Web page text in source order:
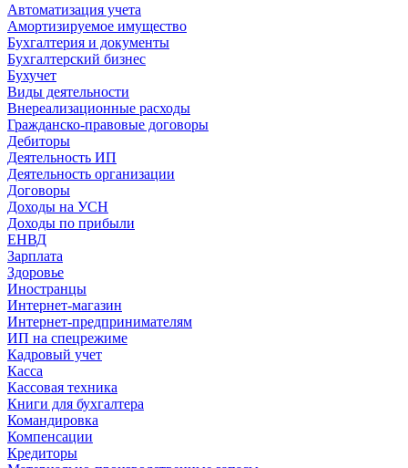
Автоматизация учета
Амортизируемое имущество
Бухгалтерия и документы
Бухгалтерский бизнес
Бухучет
Виды деятельности
Внереализационные расходы
Гражданско-правовые договоры
Дебиторы
Деятельность ИП
Деятельность организации
Договоры
Доходы на УСН
Доходы по прибыли
ЕНВД
Зарплата
Здоровье
Иностранцы
Интернет-магазин
Интернет-предпринимателям
ИП на спецрежиме
Кадровый учет
Касса
Кассовая техника
Книги для бухгалтера
Командировка
Компенсации
Кредиторы